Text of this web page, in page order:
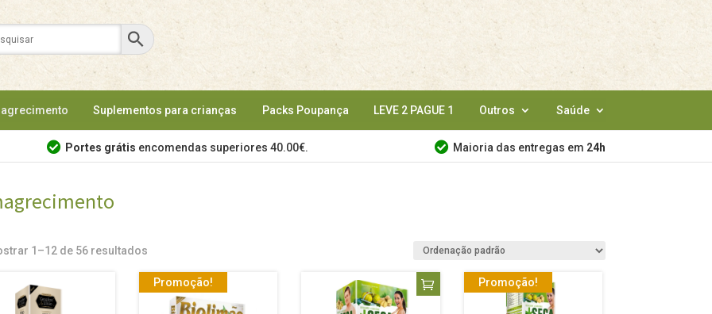
Suplementos para crianças Packs Poupança LEVE 2 PAGUE 1 Outros Saúde
Portes grátis encomendas superiores 40.00€. Maioria das entregas em 24h
1–12 de 56 resultados
Promoção! Promoção!